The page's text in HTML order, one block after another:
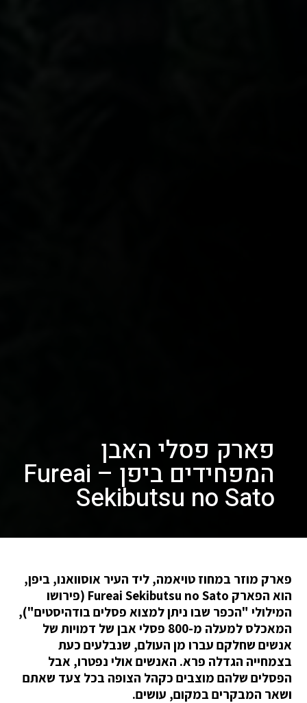
פארק פסלי האבן
המפחידים ביפן – Fureai
Sekibutsu no Sato
פארק מוזר במחוז טויאמה, ליד העיר אוסוואנו, ביפן,
הוא הפארק Fureai Sekibutsu no Sato (פירושו
המילולי "הכפר שבו ניתן למצוא פסלים בודהיסטים"),
המאכלס למעלה מ-800 פסלי אבן של דמויות של
אנשים שחלקם עברו מן העולם, שנבלעים כעת
בצמחייה הגדלה פרא. האנשים אולי נפטרו, אבל
הפסלים שלהם מוצבים כקהל הצופה בכל צעד שאתם
ושאר המבקרים במקום, עושים.